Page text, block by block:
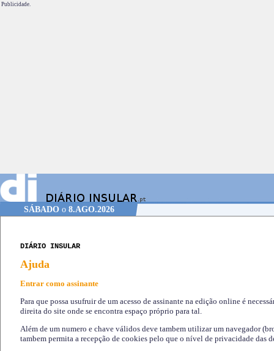
Publicidade.
SÁBADOo 8.AGO.2026
DIÁRIO INSULAR
Ajuda
Entrar como assinante
Para que possa usufruir de um acesso de assinante na edição online é
direita do site onde se encontra espaço próprio para tal.
Além de um numero e chave válidos deve tambem utilizar um navegador
tambem permita a recepção de cookies pelo que o nível de privacidade das